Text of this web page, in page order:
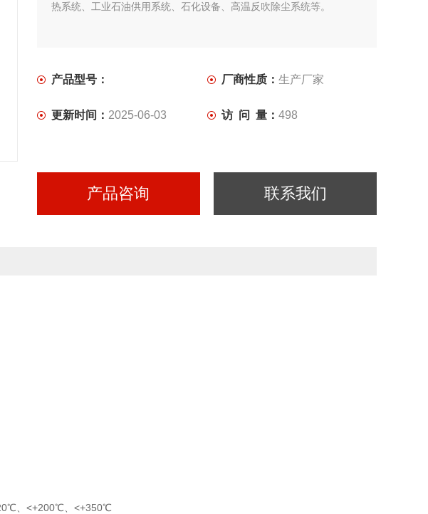
热系统、工业石油供用系统、石化设备、高温反吹除尘系统等。
产品型号： 厂商性质： 生产厂家
更新时间： 2025-06-03 访 问 量： 498
产品咨询 联系我们
、<+200℃、<+350℃